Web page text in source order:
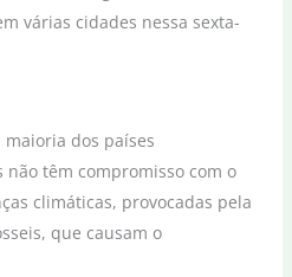
várias cidades nessa sexta-
dos países
não têm compromisso com o
climáticas, provocadas pela
que causam o